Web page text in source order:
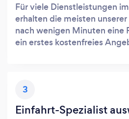
Für viele Dienstleistungen
erhalten die meisten
nach wenigen Minuten eine
ein erstes kostenfreies
3
Einfahrt-Spezialist